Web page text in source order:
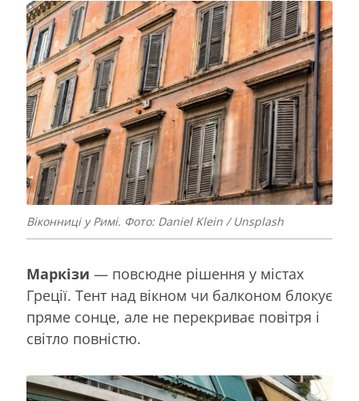
Віконниці у Римі. Фото: Daniel Klein / Unsplash
Маркізи — повсюдне рішення у містах
Греції. Тент над вікном чи балконом блокує
пряме сонце, але не перекриває повітря і
світло повністю.